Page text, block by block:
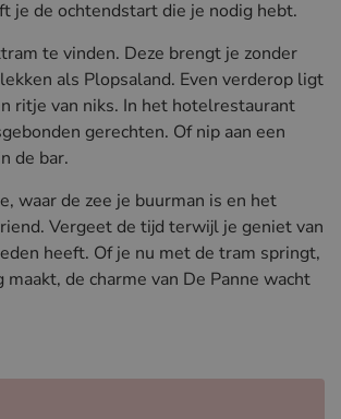
je de ochtendstart die je nodig hebt.
te vinden. Deze brengt je zonder
als Plopsaland. Even verderop ligt
ritje van niks. In het hotelrestaurant
gerechten. Of nip aan een
de bar.
waar de zee je buurman is en het
Vergeet de tijd terwijl je geniet van
heeft. Of je nu met de tram springt,
de charme van De Panne wacht